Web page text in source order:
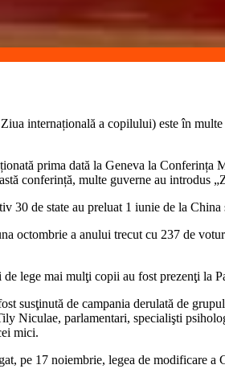
internațională a copilului) este în multe
prima dată la Geneva la Conferința
conferință, multe guverne au introdus
30 de state au preluat 1 iunie de la
octombrie a anului trecut cu 237 de
lege mai mulţi copii au fost prezenţi la
susţinută de campania derulată de
Niculae, parlamentari, specialişti
mici.
pe 17 noiembrie, legea de modificare